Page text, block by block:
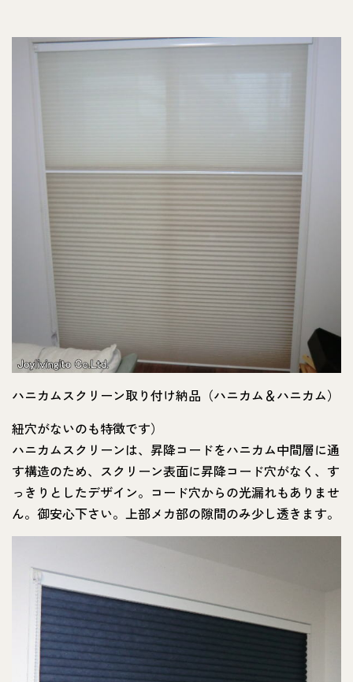
ハニカムスクリーン取り付け納品（ハニカム＆ハニカム）
紐穴がないのも特徴です）
ハニカムスクリーンは、昇降コードをハニカム中間層に通
す構造のため、スクリーン表面に昇降コード穴がなく、す
っきりとしたデザイン。コード穴からの光漏れもありませ
ん。御安心下さい。上部メカ部の隙間のみ少し透きます。